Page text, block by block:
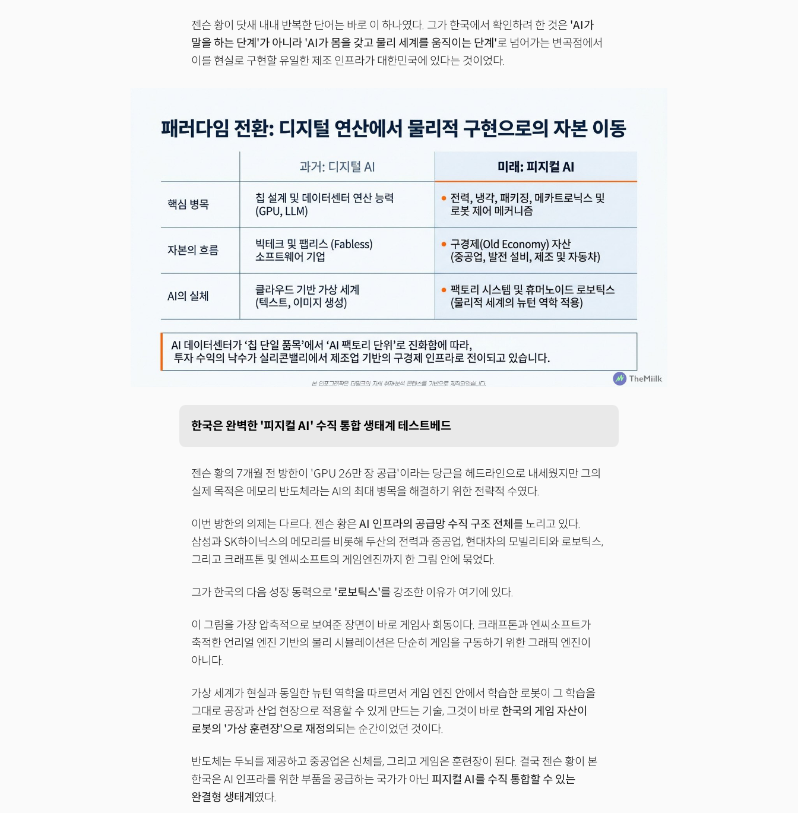
젠슨 황이 닷새 내내 반복한 단어는 바로 이 하나였다. 그가 한국에서 확인하려 한 것은 'AI가
말을 하는 단계'가 아니라 'AI가 몸을 갖고 물리 세계를 움직이는 단계'로 넘어가는 변곡점에서
이를 현실로 구현할 유일한 제조 인프라가 대한민국에 있다는 것이었다.
한국은 완벽한 '피지컬 AI' 수직 통합 생태계 테스트베드
젠슨 황의 7개월 전 방한이 'GPU 26만 장 공급'이라는 당근을 헤드라인으로 내세웠지만 그의
실제 목적은 메모리 반도체라는 AI의 최대 병목을 해결하기 위한 전략적 수였다.
이번 방한의 의제는 다르다. 젠슨 황은AI 인프라의 공급망 수직 구조 전체 를 노리고 있다.
삼성과 SK하이닉스의 메모리를 비롯해 두산의 전력과 중공업, 현대차의 모빌리티와 로보틱스,
그리고 크래프톤 및 엔씨소프트의 게임엔진까지 한 그림 안에 묶었다.
그가 한국의 다음 성장 동력으로 '로보틱스'를 강조한 이유가 여기에 있다.
이 그림을 가장 압축적으로 보여준 장면이 바로 게임사 회동이다. 크래프톤과 엔씨소프트가
축적한 언리얼 엔진 기반의 물리 시뮬레이션은 단순히 게임을 구동하기 위한 그래픽 엔진이
아니다.
가상 세계가 현실과 동일한 뉴턴 역학을 따르면서 게임 엔진 안에서 학습한 로봇이 그 학습을
그대로 공장과 산업 현장으로 적용할 수 있게 만드는 기술, 그것이 바로 한국의 게임 자산이
로봇의 '가상 훈련장'으로 재정의 되는 순간이었던 것이다.
반도체는 두뇌를 제공하고 중공업은 신체를, 그리고 게임은 훈련장이 된다. 결국 젠슨 황이 본
한국은 AI 인프라를 위한 부품을 공급하는 국가가 아닌 피지컬 AI를 수직 통합할 수 있는
완결형 생태계 였다.